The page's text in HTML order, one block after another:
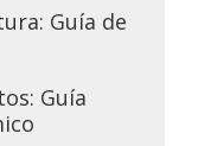
Guía de
Guía